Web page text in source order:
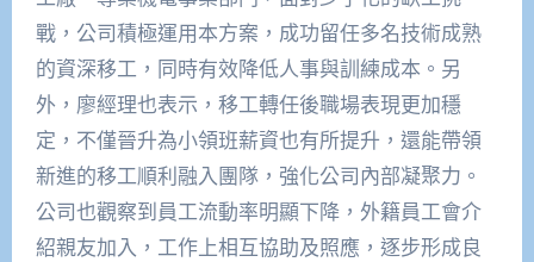
戰，公司積極運用本方案，成功留任多名技術成熟
的資深移工，同時有效降低人事與訓練成本。另
外，廖經理也表示，移工轉任後職場表現更加穩
定，不僅晉升為小領班薪資也有所提升，還能帶領
新進的移工順利融入團隊，強化公司內部凝聚力。
公司也觀察到員工流動率明顯下降，外籍員工會介
紹親友加入，工作上相互協助及照應，逐步形成良